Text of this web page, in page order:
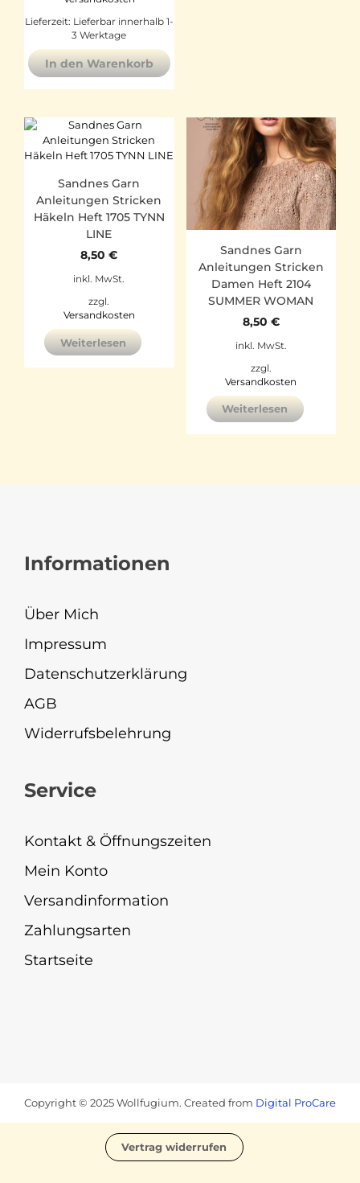
Lieferzeit: Lieferbar innerhalb 1-
3 Werktage
In den Warenkorb
Sandnes Garn
Anleitungen Stricken
Häkeln Heft 1705 TYNN
LINE
8,50€
inkl. MwSt.
zzgl.
Versandkosten
Weiterlesen
Sandnes Garn
Anleitungen Stricken
Damen Heft 2104
SUMMER WOMAN
8,50 €
inkl. MwSt.
zzgl.
Versandkosten
Weiterlesen
Informationen
Über Mich
Impressum
Datenschutzerklärung
AGB
Widerrufsbelehrung
Service
Kontakt & Öffnungszeiten
Mein Konto
Versandinformation
Zahlungsarten
Startseite
Copyright © 2025 Wollfugium. Created from Digital ProCare
Vertrag widerrufen